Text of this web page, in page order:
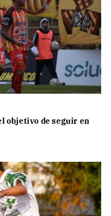
objetivo de seguir en